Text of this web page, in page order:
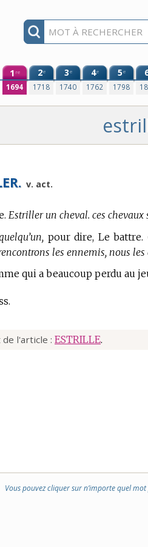
1 re
1694
2e
1718
3e
1740
4e
1762
5e
1798
v. act.
Estriller un cheval. ces
pour dire, Le battre.
les ennemis, nous
qui a beaucoup perdu au
l'article : ESTRILLE.
Vous pouvez cliquer sur n’importe quel